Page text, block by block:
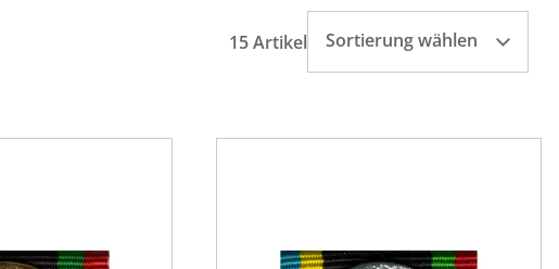
15 Artikel Sortierung wählen